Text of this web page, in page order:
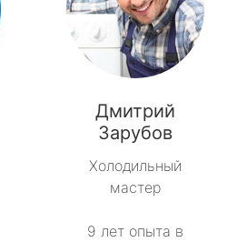
Дмитрий
Зарубов
Холодильный
мастер
9 лет опыта в